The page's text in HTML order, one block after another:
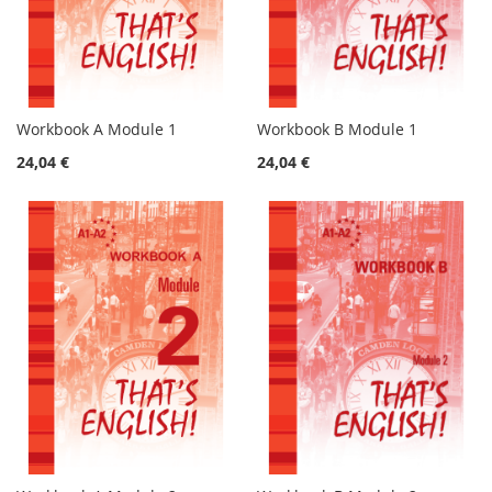
Workbook A Module 1
24,04 €
Workbook B Module 1
24,04 €